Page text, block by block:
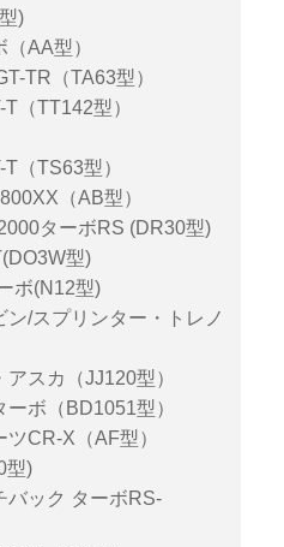
)
AA型）
TR（TA63型）
（TT142型）
（TS63型）
（AB型）
ターボRS (DR30型)
型)
ボ(N12型)
ン/スプリンター・トレノ
スカ（JJ120型）
ボ（BD1051型）
CR-X（AF型）
型)
バック ターボRS-